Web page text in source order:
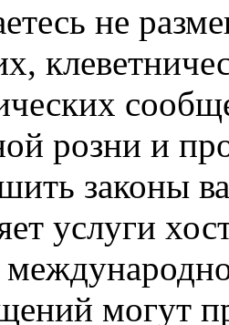
не
розни и
законы
услуги
могут